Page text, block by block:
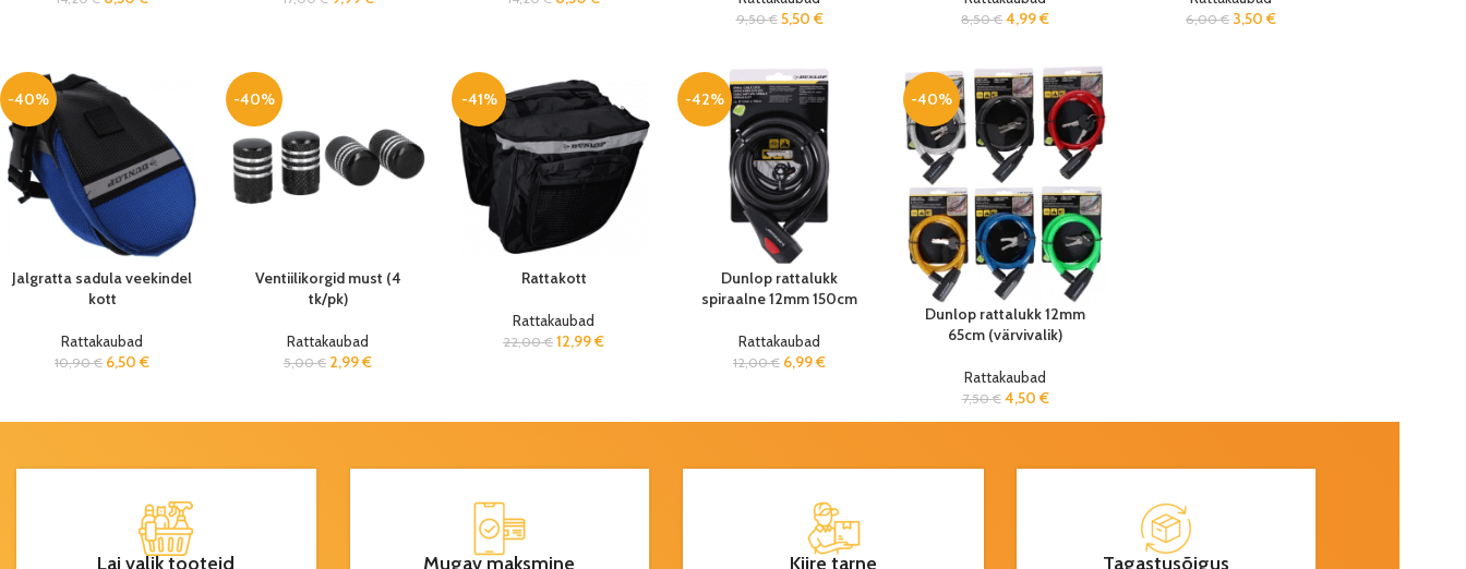
9,50€ 5,50 € 8,50€ 4,99€ 6,00€ 3,50 €
-40%
Jalgratta sadula veekindel
kott
Rattakaubad
10,90€ 6,50 €
-40%
Ventiilikorgid must (4
tk/pk)
Rattakaubad
5,00€ 2,99€
-41%
Rattakott
Rattakaubad
22,00€ 12,99€
-42%
Dunlop rattalukk
spiraalne 12mm 150cm
Rattakaubad
12,00€ 6,99€
-40%
Dunlop rattalukk 12mm
65cm (värvivalik)
Rattakaubad
7,50€ 4,50 €
Lai valik tooteid Mugav maksmine Kiire tarne Tagastusõigus